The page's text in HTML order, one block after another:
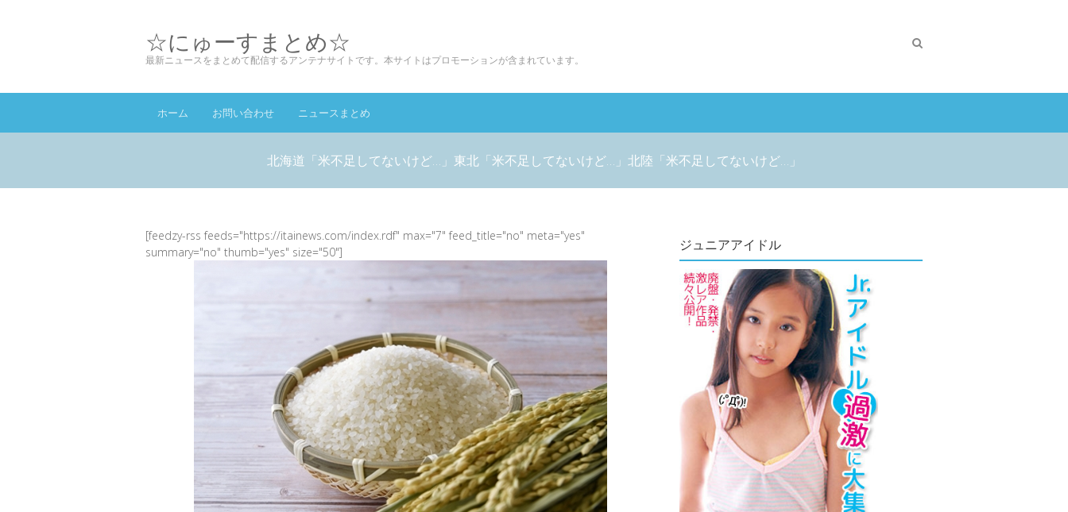
☆にゅーすまとめ☆
最新ニュースをまとめて配信するアンテナサイトです。本サイトはプロモーションが含まれています。
ホーム お問い合わせ ニュースまとめ
北海道「米不足してないけど…」東北「米不足してないけど…」北陸「米不足してないけど…」
[feedzy-rss feeds="https://itainews.com/index.rdf" max="7" feed_title="no" meta="yes"
summary="no" thumb="yes" size="50"]
ジュニアアイドル